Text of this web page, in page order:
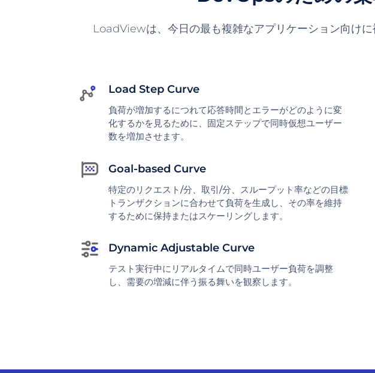
LoadViewは、今日の最も複雑なアプリケーション向け
Load Step Curve
負荷が増加するにつれて応答時間とエラーがどのように変
化するかを見るために、固定ステップで同時仮想ユーザー
数を増加させます。
Goal-based Curve
特定のリクエスト/分、取引/分、スループット率などの目標
トランザクションに合わせて負荷を生成し、その率を維持
するために保持またはスケーリングします。
Dynamic Adjustable Curve
テスト実行中にリアルタイムで同時ユーザー負荷を調整
し、需要の増減に伴う振る舞いを観察します。